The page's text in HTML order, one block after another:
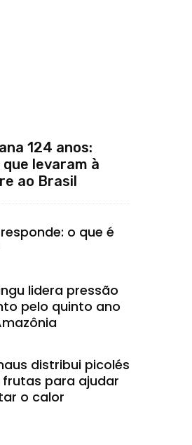
124 anos:
levaram à
ao Brasil
o que é
lidera pressão
pelo quinto ano
distribui picolés
para ajudar
o calor